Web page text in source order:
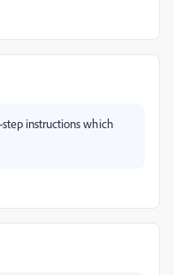
step instructions which